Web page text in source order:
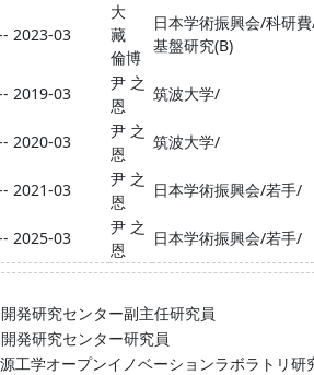
2023-03
大
藏
倫博
日本学術振興会/科研
基盤研究(B)
2019-03
尹 之
恩
筑波大学/
2020-03
尹 之
恩
筑波大学/
2021-03
尹 之
恩
日本学術振興会/若手/
2025-03
尹 之
恩
日本学術振興会/若手/
発研究センター副主任研究員
発研究センター研究員
工学オープンイノベーションラボラトリ研